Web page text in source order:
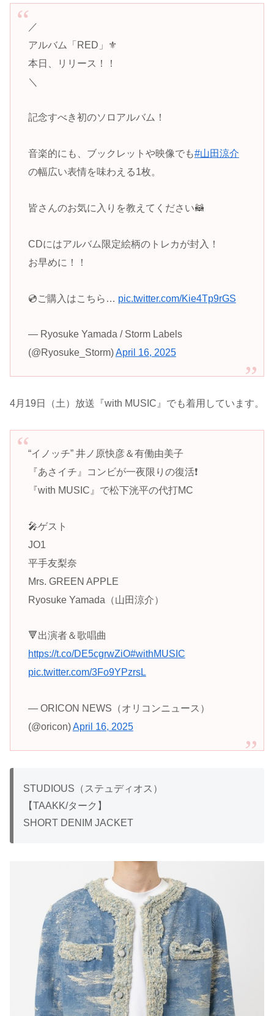
／
アルバム「RED」⚜️
本日、リリース！！
＼
記念すべき初のソロアルバム！
音楽的にも、ブックレットや映像でも#山田涼介
の幅広い表情を味わえる1枚。
皆さんのお気に入りを教えてください🦝
CDにはアルバム限定絵柄のトレカが封入！
お早めに！！
💿ご購入はこちら… pic.twitter.com/Kie4Tp9rGS
— Ryosuke Yamada / Storm Labels
(@Ryosuke_Storm)April 16, 2025
4月19日（土）放送『with MUSIC 』でも着用しています。
“イノッチ” 井ノ原快彦＆有働由美子
『あさイチ』コンビが一夜限りの復活❗️
『with MUSIC』で松下洸平の代打MC
🎤ゲスト
JO1
平手友梨奈
Mrs. GREEN APPLE
Ryosuke Yamada（山田涼介）
🔻出演者＆歌唱曲
https://t.co/DE5cgrwZiO#withMUSIC
pic.twitter.com/3Fo9YPzrsL
— ORICON NEWS（オリコンニュース）
(@oricon)April 16, 2025
STUDIOUS（ステュディオス）
【TAAKK/ターク】
SHORT DENIM JACKET